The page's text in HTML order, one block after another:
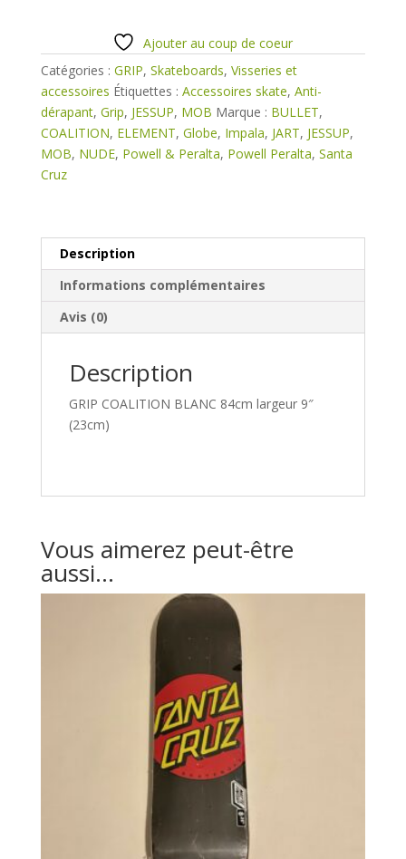
largeur
9"
Ajouter au coup de coeur
Catégories : GRIP, Skateboards, Visseries et
accessoires Étiquettes : Accessoires skate, Anti-
dérapant, Grip, JESSUP, MOB Marque : BULLET,
COALITION, ELEMENT, Globe, Impala, JART, JESSUP,
MOB, NUDE, Powell & Peralta, Powell Peralta, Santa
Cruz
Description
Informations complémentaires
Avis (0)
Description
GRIP COALITION BLANC 84cm largeur 9″
(23cm)
Vous aimerez peut-être
aussi…